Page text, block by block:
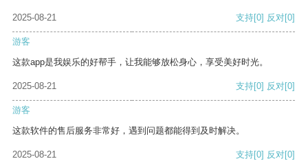
2025-08-21 支持[0] 反对[0]
游客
这款app是我娱乐的好帮手，让我能够放松身心，享受美好时光。
2025-08-21 支持[0] 反对[0]
游客
这款软件的售后服务非常好，遇到问题都能得到及时解决。
2025-08-21 支持[0] 反对[0]